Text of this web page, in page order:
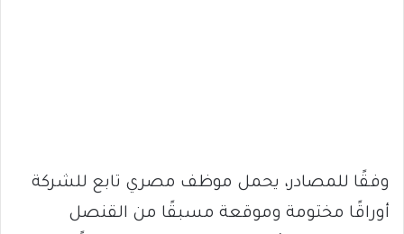
وفقًا للمصادر، يحمل موظف مصري تابع للشركة
أوراقًا مختومة وموقعة مسبقًا من القنصل